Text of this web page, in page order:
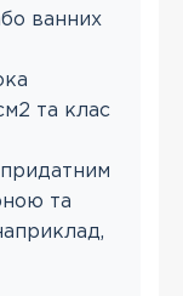
ванних
та клас
та